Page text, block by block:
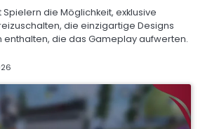
die Möglichkeit, exklusive
die einzigartige Designs
die das Gameplay aufwerten.